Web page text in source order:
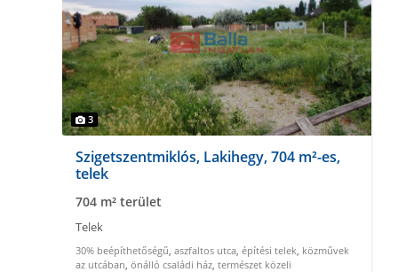
3
Szigetszentmiklós, Lakihegy, 704 m²-es,
telek
704 m² terület
Telek
30% beépíthetőségű, aszfaltos utca, építési telek, közművek
az utcában, önálló családi ház, természet közeli